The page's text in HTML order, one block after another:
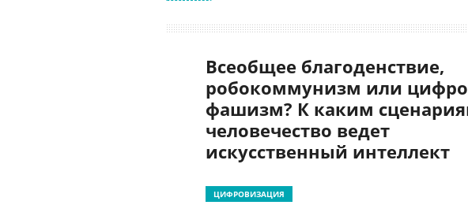
Всеобщее благоденствие,
робокоммунизм или
фашизм? К каким
человечество ведет
искусственный интеллект
ЦИФРОВИЗАЦИЯ